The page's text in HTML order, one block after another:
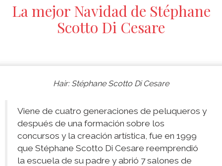
La mejor Navidad de Stéphane
Scotto Di Cesare
Hair: Stéphane Scotto Di Cesare
Viene de cuatro generaciones de peluqueros y
después de una formación sobre los
concursos y la creación artística, fue en 1999
que Stéphane Scotto Di Cesare reemprendió
la escuela de su padre y abrió 7 salones de